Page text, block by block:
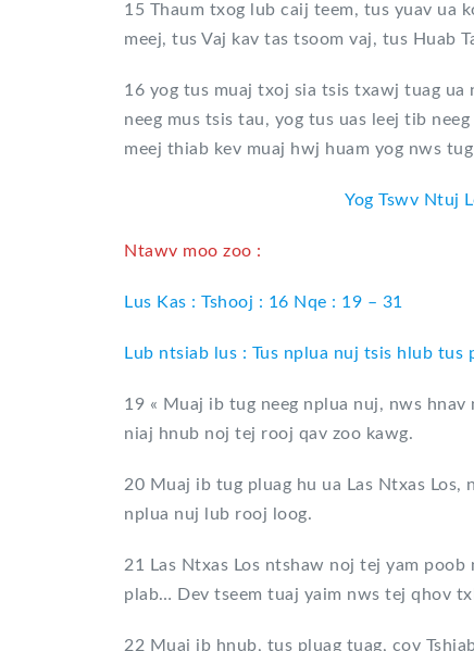
15 Thaum txog lub caij teem, tus yuav ua
meej, tus Vaj kav tas tsoom vaj, tus Huab
16 yog tus muaj txoj sia tsis txawj tuag ua
neeg mus tsis tau, yog tus uas leej tib
meej thiab kev muaj hwj huam yog nws
Yog Tswv Ntuj
Ntawv moo zoo :
Lus Kas : Tshooj : 16 Nqe : 19 – 31
Lub ntsiab lus : Tus nplua nuj tsis hlub tus
19 « Muaj ib tug neeg nplua nuj, nws
niaj hnub noj tej rooj qav zoo kawg.
20 Muaj ib tug pluag hu ua Las Ntxas
nplua nuj lub rooj loog.
21 Las Ntxas Los ntshaw noj tej yam
plab… Dev tseem tuaj yaim nws tej qhov
22 Muaj ib hnub, tus pluag tuag, cov